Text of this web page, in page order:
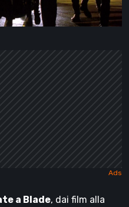
a Blade, dai film alla